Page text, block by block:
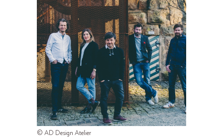
© AD Design Atelier